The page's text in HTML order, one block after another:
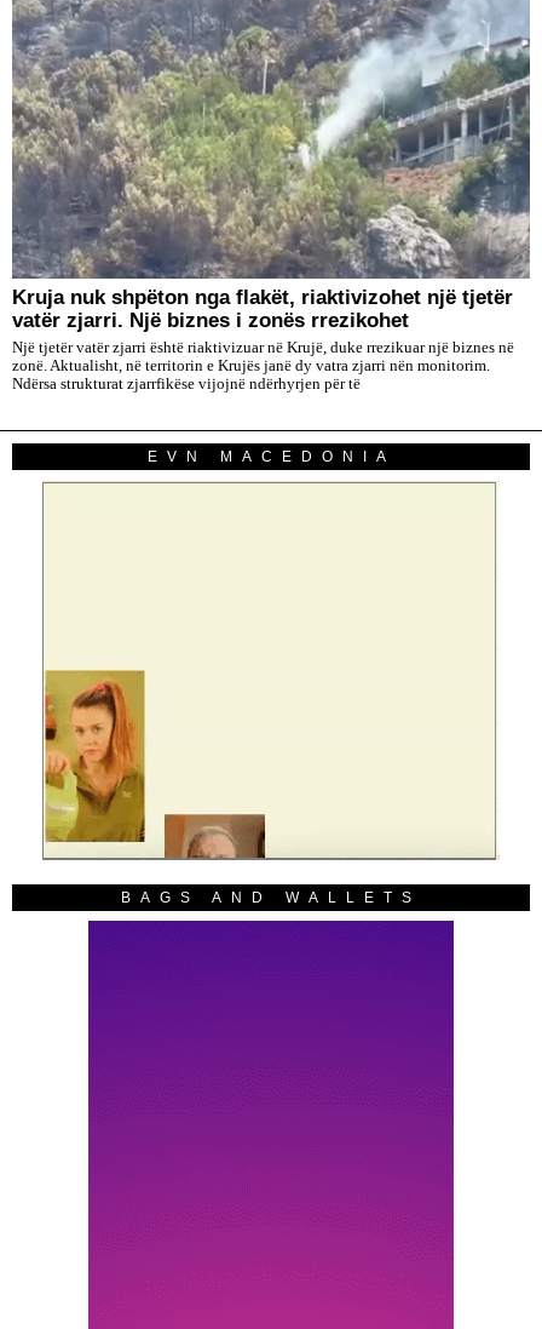
Kruja nuk shpëton nga flakët, riaktivizohet një tjetër
vatër zjarri. Një biznes i zonës rrezikohet
Një tjetër vatër zjarri është riaktivizuar në Krujë, duke rrezikuar një biznes në
zonë. Aktualisht, në territorin e Krujës janë dy vatra zjarri nën monitorim.
Ndërsa strukturat zjarrfikëse vijojnë ndërhyrjen për të
EVN MACEDONIA
BAGS AND WALLETS